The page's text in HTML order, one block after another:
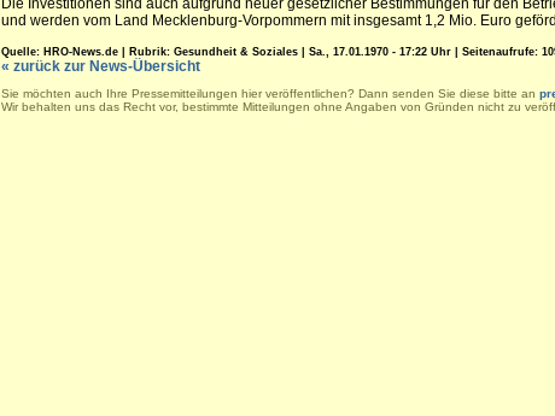
Die Investitionen sind auch aufgrund neuer gesetzlicher Bestimmungen für den
und werden vom Land Mecklenburg-Vorpommern mit insgesamt 1,2 Mio. Euro
Quelle: HRO-News.de | Rubrik: Gesundheit & Soziales | Sa., 17.01.1970 - 17:22 Uhr | Seitenaufrufe:
« zurück zur News-Übersicht
Sie möchten auch Ihre Pressemitteilungen hier veröffentlichen? Dann senden Sie diese bitte an
Wir behalten uns das Recht vor, bestimmte Mitteilungen ohne Angaben von Gründen nicht zu